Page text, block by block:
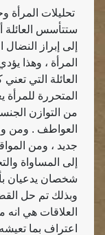
تحليلات المرأة
ستتأسس العائلة
إلى إبراز النضال
المرأة ، وهذا
العائلة التي
المتحررة للمرأة
من التوازن
العواطف . ومن
جديد ، ومن
إلى المساواة
شخصان يدعيان
وبذلك تم حل
العلاقات هي انه
اعتراف بما تعيشه